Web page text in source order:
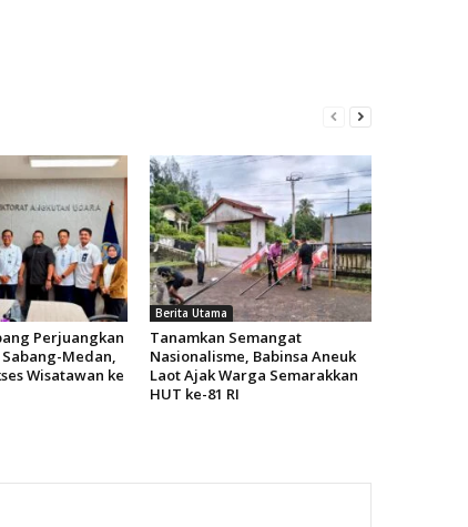
Perjuangkan
Medan,
Wisatawan ke
Berita Utama
Tanamkan Semangat
Nasionalisme, Babinsa Aneuk
Laot Ajak Warga Semarakkan
HUT ke-81 RI